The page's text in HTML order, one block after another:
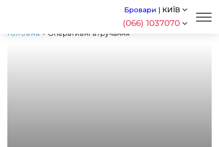
Бровари | КИЇВ
(066) 1037070
Головна Оперативні втручання